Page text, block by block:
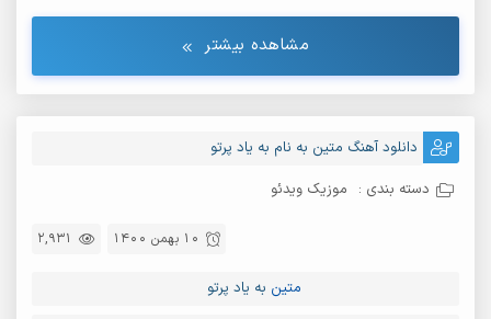
مشاهده بیشتر
دانلود آهنگ متین به نام به یاد پرتو
دسته بندی : موزیک ویدئو
2,931 10 بهمن 1400
متین به یاد پرتو